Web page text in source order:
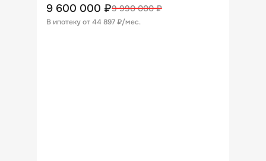
9 600 000 ₽9 990 000₽
В ипотеку от44 897 ₽/мес.